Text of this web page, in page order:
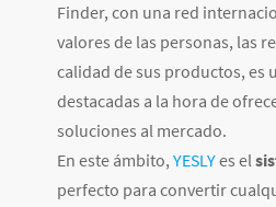
Finder, con una red
valores de las personas, las
calidad de sus productos, es
destacadas a la hora de
soluciones al mercado.
En este ámbito, YESLYes el
perfecto para convertir